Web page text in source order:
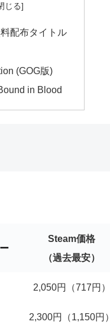
配布タイトル
(GOG版)
in Blood
Steam価格
（過去最安）
2,050円（717円）
2,300円（1,150円）